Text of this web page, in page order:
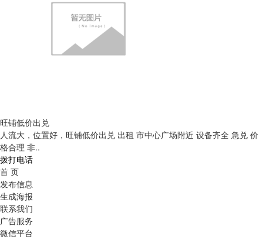
旺铺低价出兑
人流大，位置好，旺铺低价出兑 出租 市中心广场附近 设备齐全 急兑 价
格合理 非..
拨打电话
首 页
发布信息
生成海报
联系我们
广告服务
微信平台